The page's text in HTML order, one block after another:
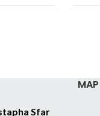
Sfar
MAP